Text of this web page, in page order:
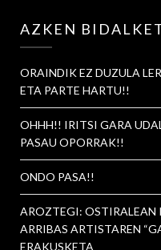
AZKEN
ORAINDIK EZ DUZULA
ETA PARTE HARTU!!
OHHH!! IRITSI GARA
PASAU OPORRAK!!
ONDO PASA!!
AROZTEGI: OSTIRALEAN
ARRIBAS ARTISTAREN
ERAKUSKETA